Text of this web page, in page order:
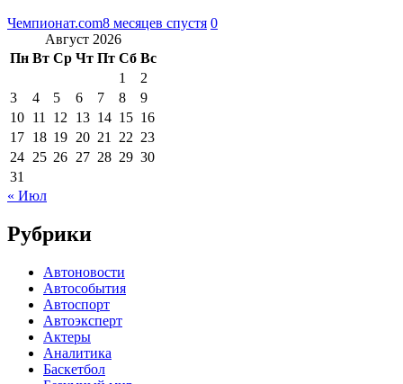
Чемпионат.com8 месяцев спустя 0
Август 2026
Пн Вт Ср Чт Пт Сб Вс
1
2
3
4 5 6 7 8
9
10 11 12 13 14 15 16
17 18 19 20 21 22 23
24 25 26 27 28 29 30
31
« Июл
Рубрики
Автоновости
Автособытия
Автоспорт
Автоэксперт
Актеры
Аналитика
Баскетбол